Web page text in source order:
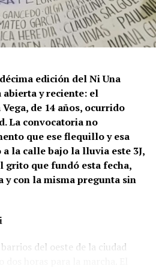
historia de (no)
edición del Ni Una
abierta y reciente: el
de 14 años, ocurrido
La convocatoria no
que ese flequillo y esa
la calle bajo la lluvia este 3J,
grito que fundó esta fecha,
y con la misma pregunta sin
del oeste de la ciudad